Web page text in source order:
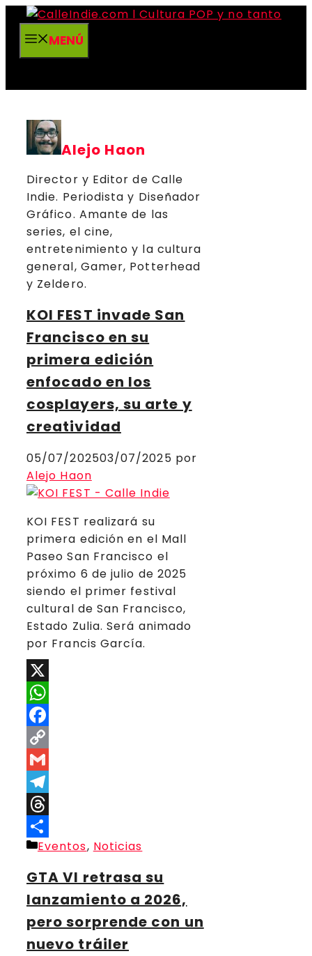
Saltar
contenidoMENÚ
Alejo Haon
Director y Editor de Calle
Indie. Periodista y Diseñador
Gráfico. Amante de las
series, el cine,
entretenimiento y la cultura
general, Gamer, Potterhead
y Zeldero.
KOI FEST invade San
Francisco en su
primera edición
enfocado en los
cosplayers, su arte y
creatividad
05/07/202503/07/2025 por
Alejo Haon
KOI FEST realizará su
primera edición en el Mall
Paseo San Francisco el
próximo 6 de julio de 2025
siendo el primer festival
cultural de San Francisco,
Estado Zulia. Será animado
por Francis García.
X
WhatsApp
Facebook
Copy
Link
Gmail
Telegram
Threads
Compartir
Categorías
Eventos, Noticias
GTA VI retrasa su
lanzamiento a 2026,
pero sorprende con un
nuevo tráiler